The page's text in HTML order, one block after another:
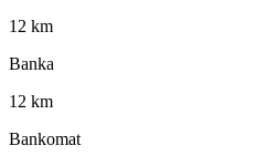
12 km
Banka
12 km
Bankomat